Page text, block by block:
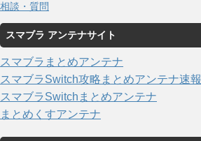
相談・質問
スマブラ アンテナサイト
スマブラまとめアンテナ
スマブラSwitch攻略まとめアンテナ速報
スマブラSwitchまとめアンテナ
まとめくすアンテナ